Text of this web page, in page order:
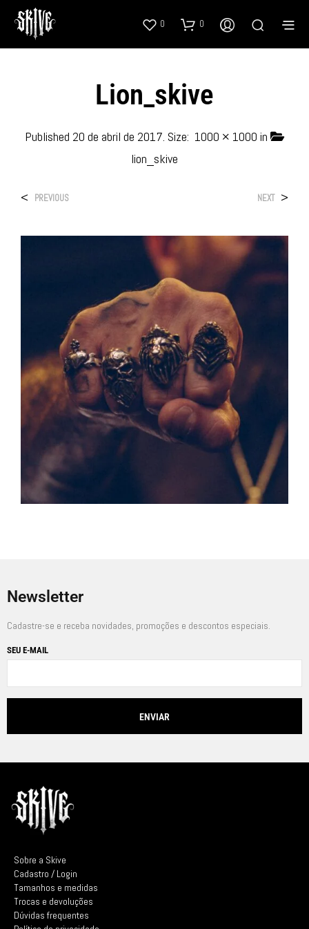
0 0
Lion_skive
Published 20 de abril de 2017. Size: 1000 × 1000 in
lion_skive
< PREVIOUS NEXT >
Newsletter
Cadastre-se e receba novidades, promoções e descontos especiais.
SEU E-MAIL
Sobre a Skive
Cadastro / Login
Tamanhos e medidas
Trocas e devoluções
Dúvidas frequentes